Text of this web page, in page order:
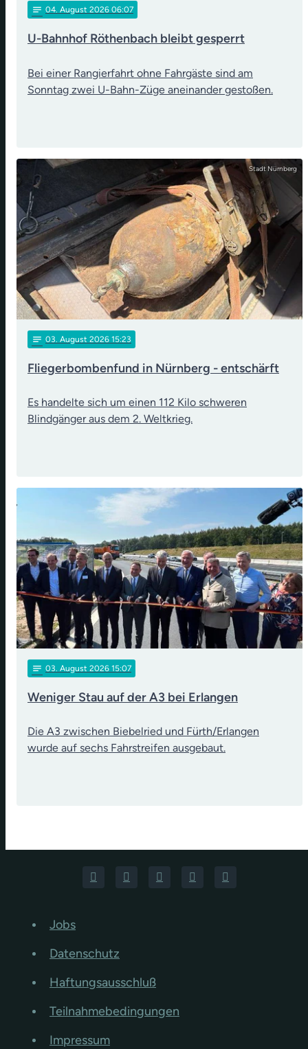
notes 04. August 2026 06:07
U-Bahnhof Röthenbach bleibt gesperrt
Bei einer Rangierfahrt ohne Fahrgäste sind am
Sonntag zwei U-Bahn-Züge aneinander gestoßen.
Stadt Nürnberg
notes 03 . August 2026 15:23
Fliegerbombenfund in Nürnberg - entschärft
Es handelte sich um einen 112 Kilo schweren
Blindgänger aus dem 2. Weltkrieg.
notes 03. August 2026 15:07
Weniger Stau auf der A3 bei Erlangen
Die A3 zwischen Biebelried und Fürth/Erlangen
wurde auf sechs Fahrstreifen ausgebaut.
Jobs
Datenschutz
Haftungsausschluß
Teilnahmebedingungen
Impressum